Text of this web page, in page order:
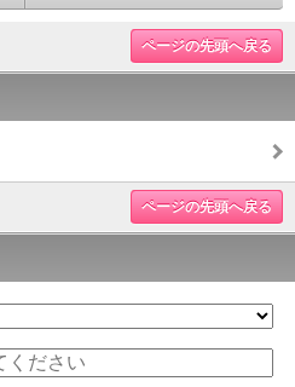
ページの先頭へ戻る
ページの先頭へ戻る